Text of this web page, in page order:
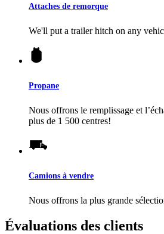
Attaches de remorque
We'll put a trailer hitch on any
Propane
Nous offrons le remplissage et
plus de 1 500 centres!
Camions à vendre
Nous offrons la plus grande
Évaluations des clients